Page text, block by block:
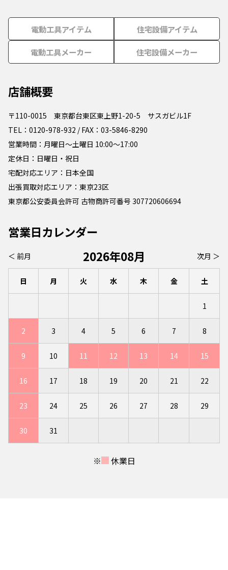
電動工具アイテム 住宅設備アイテム
電動工具メーカー 住宅設備メーカー
店舗概要
〒110-0015 東京都台東区東上野1-20-5 サスガビル1F
TEL：0120-978-932 / FAX：03-5846-8290
営業時間：月曜日～土曜日 10:00～17:00
定休日：日曜日・祝日
宅配対応エリア：日本全国
出張買取対応エリア：東京23区
東京都公安委員会許可 古物商許可番号 307720606694
営業日カレンダー
＜ 前月 2026年08月 次月 ＞
日 月 火 水 木 金 土
1
2 3 4 5 6 7 8
9 10 11 12 13 14 15
16 17 18 19 20 21 22
23 24 25 26 27 28 29
30 31
※ 休業日